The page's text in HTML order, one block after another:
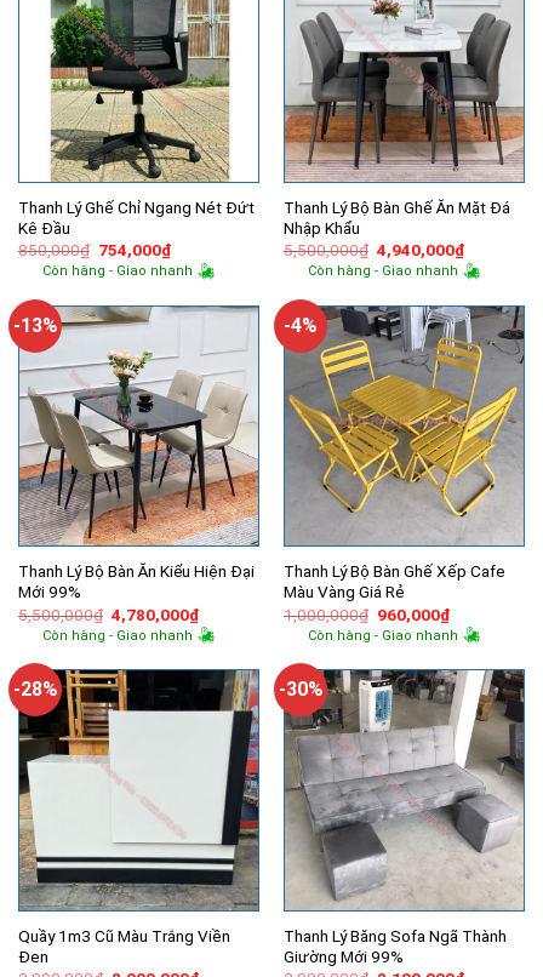
Thanh Lý Ghế Chỉ Ngang Nét Đứt
Kê Đầu
850,000₫ Giá
gốc
là:
754,000₫Giá
hiện
tại
754,000₫.
Còn hàng - Giao nhanh
Thanh Lý Bộ Bàn Ghế Ăn Mặt Đá
Nhập Khẩu
5,500,000₫ Giá
gốc
là:
4,940,000₫Giá
hiện
tại
Còn hàng - Giao nhanh
-13%
Thanh Lý Bộ Bàn Ăn Kiểu Hiện Đại
Mới 99%
5,500,000₫ Giá
gốc
là:
4,780,000₫Giá
hiện
tại
4,780,000₫.
Còn hàng - Giao nhanh
-4%
Thanh Lý Bộ Bàn Ghế Xếp Cafe
Màu Vàng Giá Rẻ
1,000,000₫ Giá
gốc
là:
960,000₫Giá
hiện
tại
960,000₫.
Còn hàng - Giao nhanh
-28%
Quầy 1m3 Cũ Màu Trắng Viền
Đen
-30%
Thanh Lý Băng Sofa Ngã Thành
Giường Mới 99%